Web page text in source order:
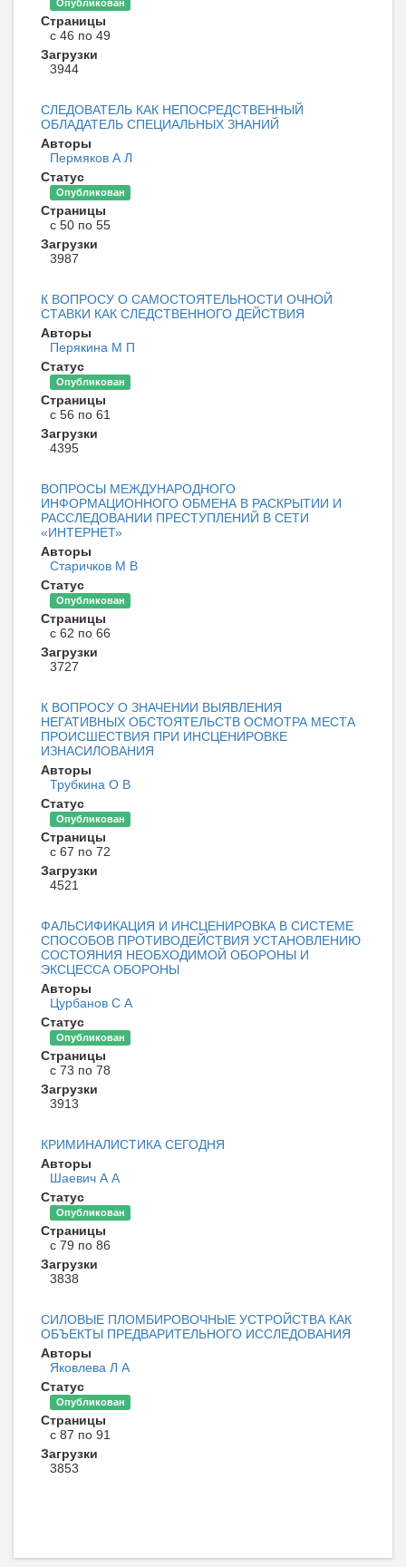
Опубликован
Страницы
с 46 по 49
Загрузки
3944
СЛЕДОВАТЕЛЬ КАК НЕПОСРЕДСТВЕННЫЙ
ОБЛАДАТЕЛЬ СПЕЦИАЛЬНЫХ ЗНАНИЙ
Авторы
Пермяков А Л
Статус
Опубликован
Страницы
с 50 по 55
Загрузки
3987
К ВОПРОСУ О САМОСТОЯТЕЛЬНОСТИ ОЧНОЙ
СТАВКИ КАК СЛЕДСТВЕННОГО ДЕЙСТВИЯ
Авторы
Перякина М П
Статус
Опубликован
Страницы
с 56 по 61
Загрузки
4395
ВОПРОСЫ МЕЖДУНАРОДНОГО
ИНФОРМАЦИОННОГО ОБМЕНА В РАСКРЫТИИ И
РАССЛЕДОВАНИИ ПРЕСТУПЛЕНИЙ В СЕТИ
«ИНТЕРНЕТ»
Авторы
Старичков М В
Статус
Опубликован
Страницы
с 62 по 66
Загрузки
3727
К ВОПРОСУ О ЗНАЧЕНИИ ВЫЯВЛЕНИЯ
НЕГАТИВНЫХ ОБСТОЯТЕЛЬСТВ ОСМОТРА МЕСТА
ПРОИСШЕСТВИЯ ПРИ ИНСЦЕНИРОВКЕ
ИЗНАСИЛОВАНИЯ
Авторы
Трубкина О В
Статус
Опубликован
Страницы
с 67 по 72
Загрузки
4521
ФАЛЬСИФИКАЦИЯ И ИНСЦЕНИРОВКА В СИСТЕМЕ
СПОСОБОВ ПРОТИВОДЕЙСТВИЯ УСТАНОВЛЕНИЮ
СОСТОЯНИЯ НЕОБХОДИМОЙ ОБОРОНЫ И
ЭКСЦЕССА ОБОРОНЫ
Авторы
Цурбанов С А
Статус
Опубликован
Страницы
с 73 по 78
Загрузки
3913
КРИМИНАЛИСТИКА СЕГОДНЯ
Авторы
Шаевич А А
Статус
Опубликован
Страницы
с 79 по 86
Загрузки
3838
СИЛОВЫЕ ПЛОМБИРОВОЧНЫЕ УСТРОЙСТВА КАК
ОБЪЕКТЫ ПРЕДВАРИТЕЛЬНОГО ИССЛЕДОВАНИЯ
Авторы
Яковлева Л А
Статус
Опубликован
Страницы
с 87 по 91
Загрузки
3853